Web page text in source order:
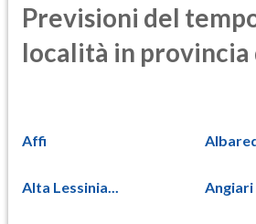
Previsioni del
località in provincia
Affi
Alta Lessinia... Angiari